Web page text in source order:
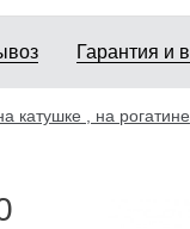
Гарантия и
катушке , на рогатине